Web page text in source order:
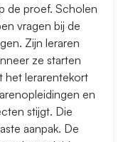
de proef. Scholen
vragen bij de
Zijn leraren
ze starten
het lerarentekort
en
stijgt. Die
aanpak. De